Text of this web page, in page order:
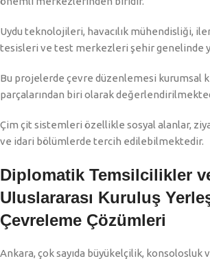
Uydu teknolojileri, havacılık mühendisliği,
tesisleri ve test merkezleri şehir genelinde
Bu projelerde çevre düzenlemesi kurumsal
parçalarından biri olarak
Çim çit sistemleri özellikle sosyal alanlar,
ve idari bölümlerde tercih edilebilmektedir.
Diplomatik Temsilcilikler
Uluslararası Kuruluş
Çevreleme Çözümleri
Ankara, çok sayıda büyükelçilik, konsolosluk